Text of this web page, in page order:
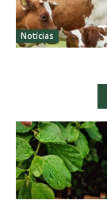
Notícias